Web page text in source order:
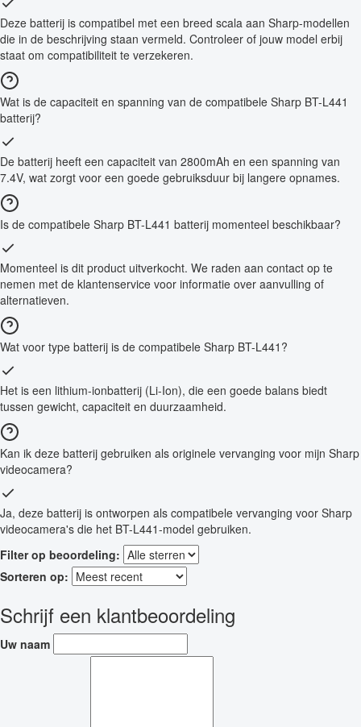
Deze batterij is compatibel met een breed scala aan Sharp-modellen
die in de beschrijving staan vermeld. Controleer of jouw model erbij
staat om compatibiliteit te verzekeren.
Wat is de capaciteit en spanning van de compatibele Sharp BT-L441
batterij?
De batterij heeft een capaciteit van 2800mAh en een spanning van
7.4V, wat zorgt voor een goede gebruiksduur bij langere opnames.
Is de compatibele Sharp BT-L441 batterij momenteel beschikbaar?
Momenteel is dit product uitverkocht. We raden aan contact op te
nemen met de klantenservice voor informatie over aanvulling of
alternatieven.
Wat voor type batterij is de compatibele Sharp BT-L441?
Het is een lithium-ionbatterij (Li-Ion), die een goede balans biedt
tussen gewicht, capaciteit en duurzaamheid.
Kan ik deze batterij gebruiken als originele vervanging voor mijn Sharp
videocamera?
Ja, deze batterij is ontworpen als compatibele vervanging voor Sharp
videocamera's die het BT-L441-model gebruiken.
Filter op beoordeling:
Sorteren op:
Schrijf een klantbeoordeling
Uw naam